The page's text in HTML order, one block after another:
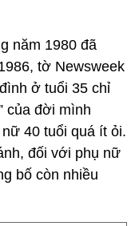
năm 1980 đã
tờ Newsweek
ở tuổi 35 chỉ
của đời mình
40 tuổi quá ít ỏi.
đối với phụ nữ
bố còn nhiều